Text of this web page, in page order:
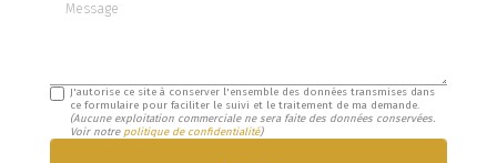
J'autorise ce site à conserver l'ensemble des données transmises dans
ce formulaire pour faciliter le suivi et le traitement de ma demande.
(Aucune exploitation commerciale ne sera faite des données conservées.
Voir notre politique de confidentialité)